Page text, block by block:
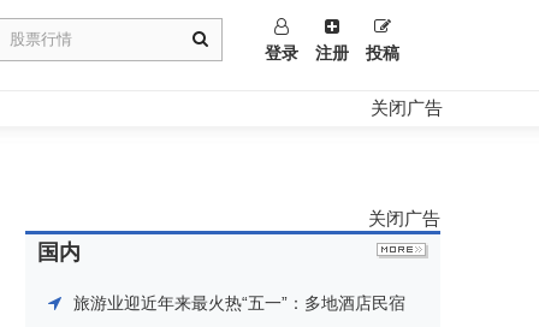
登录 注册 投稿
关闭广告
关闭广告
国内
旅游业迎近年来最火热“五一”：多地酒店民宿